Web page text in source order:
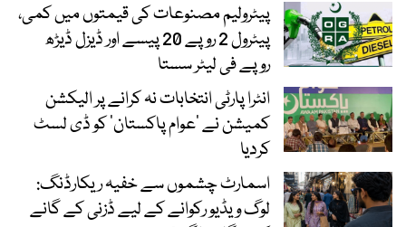
پیٹرولیم مصنوعات کی قیمتوں میں کمی،
پیٹرول 2 روپے 20 پیسے اور ڈیزل ڈیڑھ
روپے فی لیٹر سستا
انٹرا پارٹی انتخابات نہ کرانے پر الیکشن
کمیشن نے ’عوام پاکستان‘ کو ڈی لسٹ
کردیا
اسمارٹ چشموں سے خفیہ ریکارڈنگ:
لوگ ویڈیو رکوانے کے لیے ڈزنی کے گانے